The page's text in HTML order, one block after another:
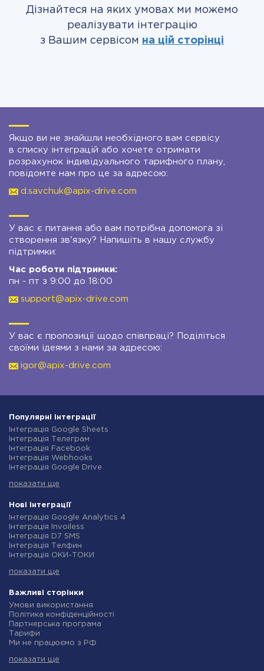
Дізнайтеся на яких умовах ми можемо
реалізувати інтеграцію
з Вашим сервісом на цій сторінці
Якщо ви не знайшли необхідного вам сервісу
в списку інтеграцій або хочете отримати
розрахунок індивідуального тарифного плану,
повідомте нам про це за адресою:
d.savchuk@apix-drive.com
У вас є питання або вам потрібна допомога зі
створення зв'язку? Напишіть в нашу службу
підтримки:
Час роботи підтримки:
пн - пт з 9:00 до 18:00
support@apix-drive.com
У вас є пропозиції щодо співпраці? Поділіться
своїми ідеями з нами за адресою:
igor@apix-drive.com
Популярні інтеграції
Інтеграція Google Sheets
Інтеграція Телеграм
Інтеграція Facebook
Інтеграція Webhooks
Інтеграція Google Drive
Інтеграція Gmail
Інтеграція Rozetka
Інтеграція OpenAI (ChatGPT)
Інтеграція Binotel
Інтеграція Prom
Інтеграція Приват24
Інтеграція OLX
Інтеграція SendPulse
Інтеграція Stream Telecom
Інтеграція Google Analytics
Інтеграція Creatio
Інтеграція Ringostat
Інтеграція Google Calendar
Інтеграція Airtable
показати ще
Нові інтеграції
Інтеграція Google Analytics 4
Інтеграція Invoiless
Інтеграція D7 SMS
Інтеграція Телфин
Інтеграція ОКИ-ТОКИ
Інтеграція Microsoft Dynamics 365
Інтеграція TxtSync
Інтеграція Wire2Air
Інтеграція Corezoid
Інтеграція Infobip
Інтеграція Instasent
Інтеграція AtomPark
Інтеграція Campaign Monitor
показати ще
Важливі сторінки
Умови використання
Політика конфіденційності
Партнерська програма
Тарифи
Ми не працюємо з РФ
Індивідуальна розробка
показати ще